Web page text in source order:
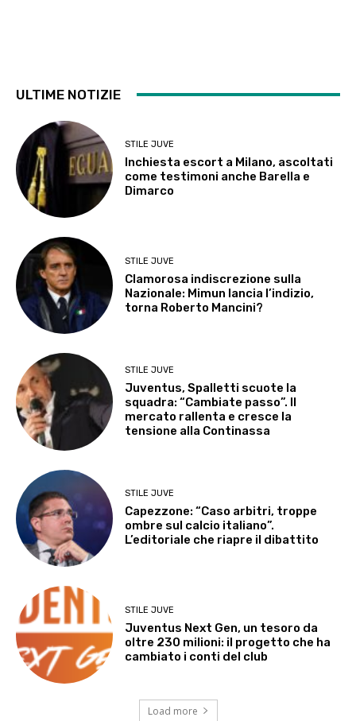
ULTIME NOTIZIE
STILE JUVE
Inchiesta escort a Milano, ascoltati
come testimoni anche Barella e
Dimarco
STILE JUVE
Clamorosa indiscrezione sulla
Nazionale: Mimun lancia l’indizio,
torna Roberto Mancini?
STILE JUVE
Juventus, Spalletti scuote la
squadra: “Cambiate passo”. Il
mercato rallenta e cresce la
tensione alla Continassa
STILE JUVE
Capezzone: “Caso arbitri, troppe
ombre sul calcio italiano”.
L’editoriale che riapre il dibattito
STILE JUVE
Juventus Next Gen, un tesoro da
oltre 230 milioni: il progetto che ha
cambiato i conti del club
Load more